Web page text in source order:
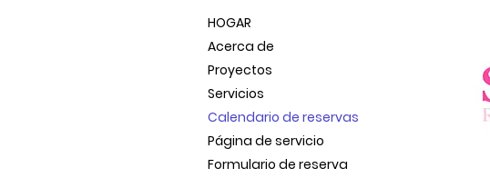
HOGAR
Acerca de
Proyectos
Servicios
Calendario de reservas
Página de servicio
Formulario de reserva